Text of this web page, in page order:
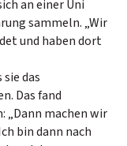
an einer Uni
sammeln. „Wir
und haben dort
das
Das fand
„Dann machen wir
bin dann nach